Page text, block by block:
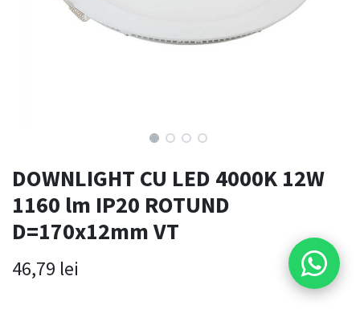
DOWNLIGHT CU LED 4000K 12W
1160 lm IP20 ROTUND
D=170x12mm VT
46,79 lei